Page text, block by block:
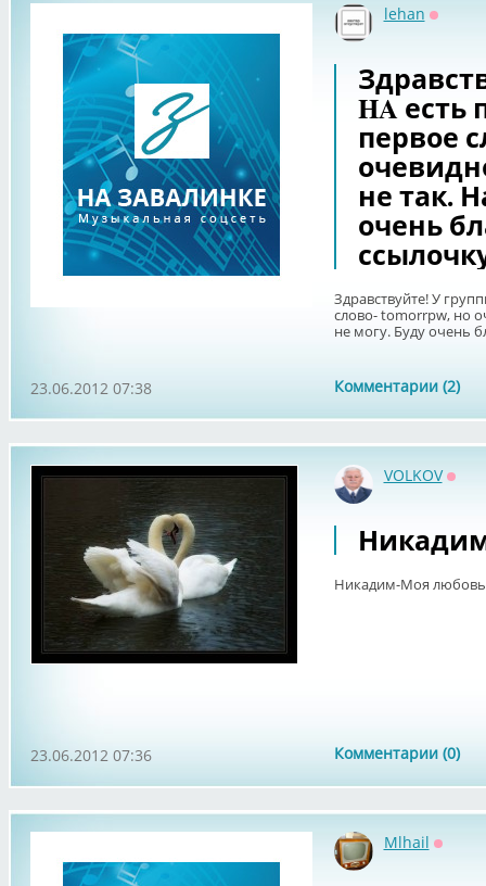
lehan
HA есть
первое
не так.
очень
Здравствуйте! У
слово- tomorrpw, но
не могу. Буду очень
Комментарии (2)
23.06.2012 07:38
VOLKOV
Никадим-Моя
Комментарии (0)
23.06.2012 07:36
Mlhail